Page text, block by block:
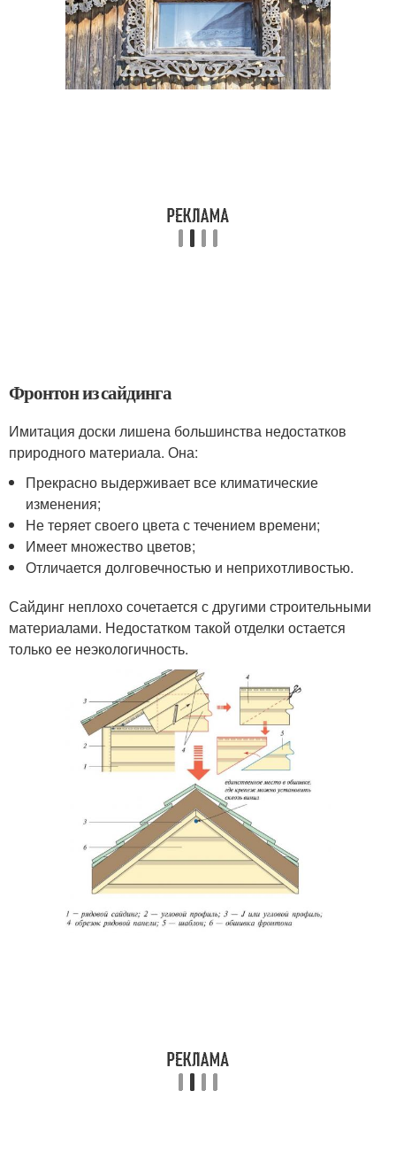
Фронтон из сайдинга
Имитация доски лишена большинства недостатков
природного материала. Она:
Прекрасно выдерживает все климатические
изменения;
Не теряет своего цвета с течением времени;
Имеет множество цветов;
Отличается долговечностью и неприхотливостью.
Сайдинг неплохо сочетается с другими строительными
материалами. Недостатком такой отделки остается
только ее неэкологичность.